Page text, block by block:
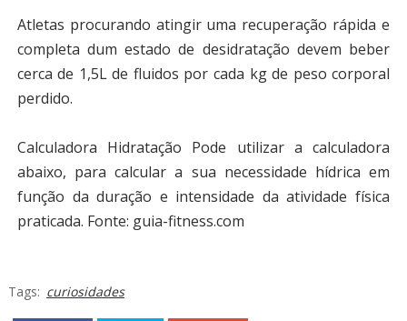
Atletas procurando atingir uma recuperação rápida e
completa dum estado de desidratação devem beber
cerca de 1,5L de fluidos por cada kg de peso corporal
perdido.
Calculadora Hidratação Pode utilizar a calculadora
abaixo, para calcular a sua necessidade hídrica em
função da duração e intensidade da atividade física
praticada. Fonte: guia-fitness.com
Tags: curiosidades